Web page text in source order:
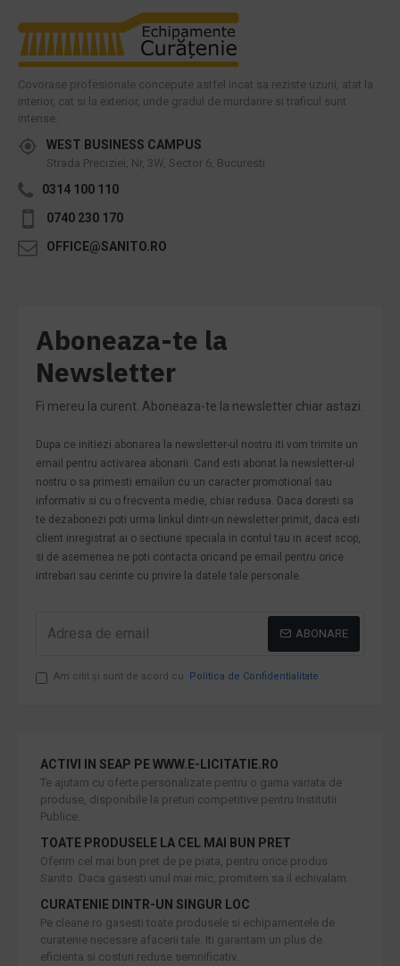
Covorase profesionale concepute astfel incat sa reziste uzurii, atat la
interior, cat si la exterior, unde gradul de murdarire si traficul sunt
intense.
WEST BUSINESS CAMPUS
Strada Preciziei, Nr, 3W, Sector 6, Bucuresti
0314 100 110
0740 230 170
OFFICE@SANITO.RO
Aboneaza-te la
Newsletter
Fi mereu la curent. Aboneaza-te la newsletter chiar astazi.
Dupa ce initiezi abonarea la newsletter-ul nostru iti vom trimite un
email pentru activarea abonarii. Cand esti abonat la newsletter-ul
nostru o sa primesti emailuri cu un caracter promotional sau
informativ si cu o frecventa medie, chiar redusa. Daca doresti sa
te dezabonezi poti urma linkul dintr-un newsletter primit, daca esti
client inregistrat ai o sectiune speciala in contul tau in acest scop,
si de asemenea ne poti contacta oricand pe email pentru orice
intrebari sau cerinte cu privire la datele tale personale.
ABONARE
Am citit şi sunt de acord cu Politica de Confidentialitate
ACTIVI IN SEAP PE WWW.E-LICITATIE.RO
Te ajutam cu oferte personalizate pentru o gama variata de
produse, disponibile la preturi competitive pentru Institutii
Publice.
TOATE PRODUSELE LA CEL MAI BUN PRET
Oferim cel mai bun pret de pe piata, pentru orice produs
Sanito. Daca gasesti unul mai mic, promitem sa il echivalam.
CURATENIE DINTR-UN SINGUR LOC
Pe cleane.ro gasesti toate produsele si echipamentele de
curatenie necesare afacerii tale. Iti garantam un plus de
eficienta si costuri reduse semnificativ.